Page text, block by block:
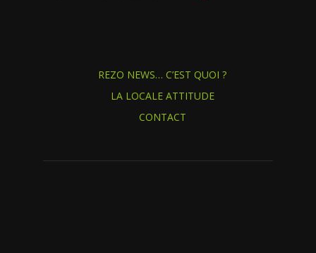
REZO NEWS… C’EST QUOI ?
LA LOCALE ATTITUDE
CONTACT